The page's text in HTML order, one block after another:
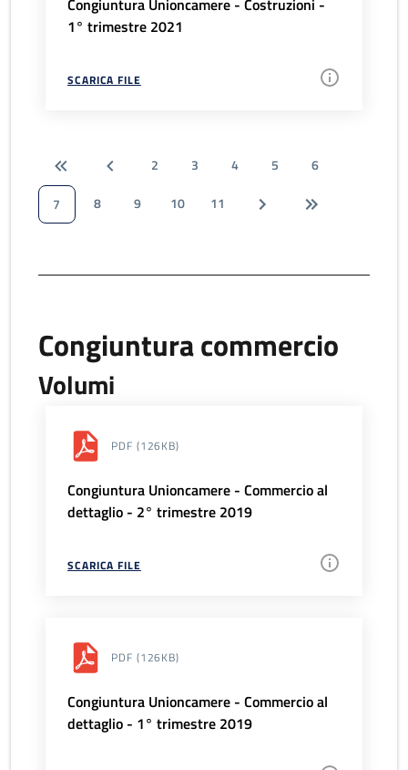
Congiuntura Unioncamere - Costruzioni -
1° trimestre 2021
SCARICA FILE
2 3 4 5
6
7
8 9 10 11
Congiuntura commercio
Volumi
PDF (126KB)
Congiuntura Unioncamere - Commercio al
dettaglio - 2° trimestre 2019
SCARICA FILE
PDF (126KB)
Congiuntura Unioncamere - Commercio al
dettaglio - 1° trimestre 2019